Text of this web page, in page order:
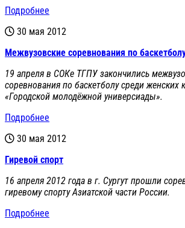
Подробнее
30 мая 2012
Межвузовские соревнования по
19 апреля в СОКе ТГПУ закончились
соревнования по баскетболу среди женских
«Городской молодёжной универсиады».
Подробнее
30 мая 2012
Гиревой спорт
16 апреля 2012 года в г. Сургут прошли
гиревому спорту Азиатской части России.
Подробнее